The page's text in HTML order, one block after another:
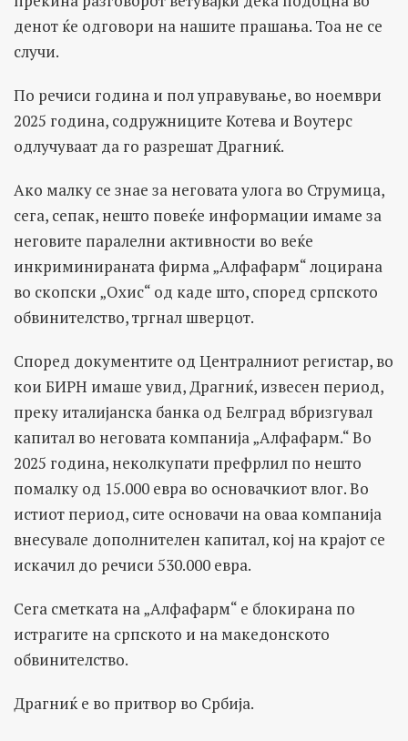
денот ќе одговори на нашите прашања. Тоа не се
случи.
По речиси година и пол управување, во ноември
2025 година, содружниците Котева и Воутерс
одлучуваат да го разрешат Драгниќ.
Ако малку се знае за неговата улога во Струмица,
сега, сепак, нешто повеќе информации имаме за
неговите паралелни активности во веќе
инкриминираната фирма „Алфафарм“ лоцирана
во скопски „Охис“ од каде што, според српското
обвинителство, тргнал шверцот.
Според документите од Централниот регистар, во
кои БИРН имаше увид, Драгниќ, извесен период,
преку италијанска банка од Белград вбризгувал
капитал во неговата компанија „Алфафарм.“ Во
2025 година, неколкупати префрлил по нешто
помалку од 15.000 евра во основачкиот влог. Во
истиот период, сите основачи на оваа компанија
внесувале дополнителен капитал, кој на крајот се
искачил до речиси 530.000 евра.
Сега сметката на „Алфафарм“ е блокирана по
истрагите на српското и на македонското
обвинителство.
Драгниќ е во притвор во Србија.